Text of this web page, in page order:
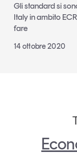
Gli standard si
Italy in ambito
fare
14 ottobre 2020